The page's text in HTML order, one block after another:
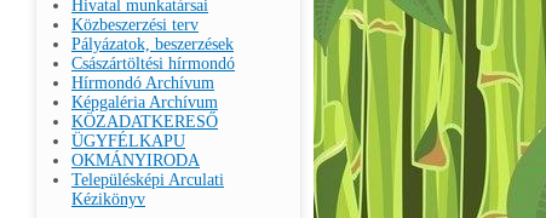
Hivatal munkatársai
Közbeszerzési terv
Pályázatok, beszerzések
Császártöltési hírmondó
Hírmondó Archívum
Képgaléria Archívum
KÖZADATKERESŐ
ÜGYFÉLKAPU
OKMÁNYIRODA
Településképi Arculati
Kézikönyv